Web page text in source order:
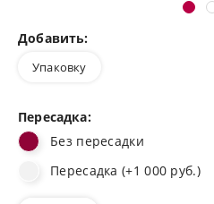
Добавить:
Упаковку
Пересадка:
Без пересадки
Пересадка (+1 000 руб.)